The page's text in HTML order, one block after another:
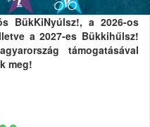
BükKiNyúlsz!, a 2026-os
a 2027-es Bükkihűlsz!
támogatásával
meg!